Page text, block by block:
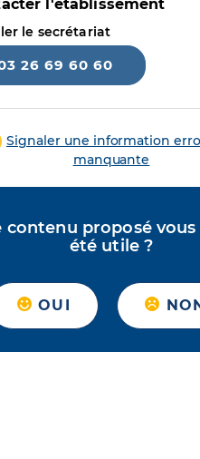
l'établissement
le secrétariat
26 69 60 60
Signaler une information
manquante
contenu proposé vous
été utile ?
OUI